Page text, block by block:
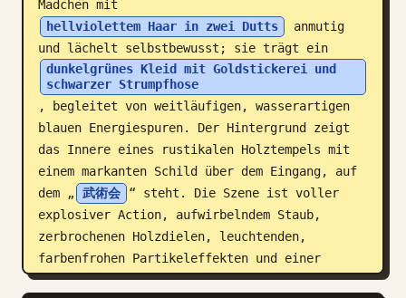
Mädchen mit
hellviolettem Haar in zwei Dutts
anmutig
und lächelt selbstbewusst; sie trägt ein
dunkelgrünes Kleid mit Goldstickerei und
schwarzer Strumpfhose
, begleitet von weitläufigen, wasserartigen
blauen Energiespuren. Der Hintergrund zeigt
das Innere eines rustikalen Holztempels mit
einem markanten Schild über dem Eingang, auf
dem „
武術会
“ steht. Die Szene ist voller
explosiver Action, aufwirbelndem Staub,
zerbrochenen Holzdielen, leuchtenden,
farbenfrohen Partikeleffekten und einer
dramatischen Low-Angle-Beleuchtung, die die